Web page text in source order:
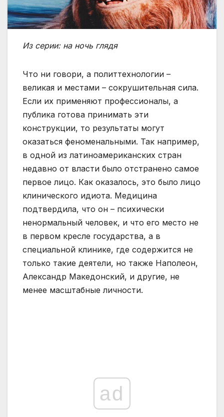
Из серии: на ночь глядя
Что ни говори, а политтехнологии –
великая и местами – сокрушительная сила.
Если их применяют профессионалы, а
публика готова принимать эти
конструкции, то результаты могут
оказаться феноменальными. Так например,
в одной из латиноамериканских стран
недавно от власти было отстранено самое
первое лицо. Как оказалось, это было лицо
клинического идиота. Медицина
подтвердила, что он – психически
ненормальный человек, и что его место не
в первом кресле государства, а в
специальной клинике, где содержится не
только такие деятели, но также Наполеон,
Александр Македонский, и другие, не
менее масштабные личности.
ad